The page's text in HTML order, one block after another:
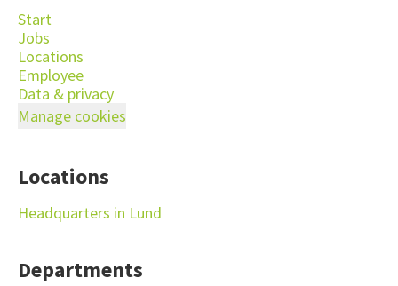
Start
Jobs
Locations
Employee
Data & privacy
Manage cookies
Locations
Headquarters in Lund
Departments